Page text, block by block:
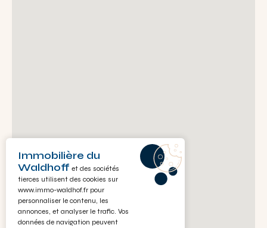
Immobilière du
Waldhoff et des sociétés
tierces utilisent des cookies sur
www.immo-waldhof.fr pour
personnaliser le contenu, les
annonces, et analyser le trafic. Vos
données de navigation peuvent